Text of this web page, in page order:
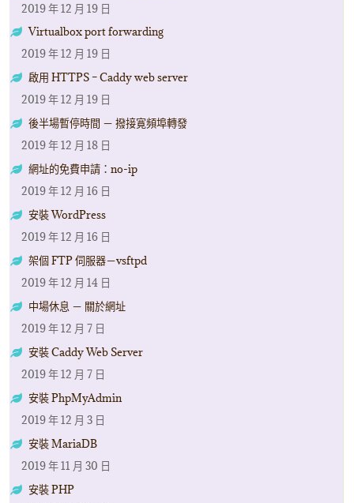
2019 年 12 月 19 日
Virtualbox port forwarding
2019 年 12 月 19 日
啟用 HTTPS – Caddy web server
2019 年 12 月 19 日
後半場暫停時間 － 撥接寛頻埠轉發
2019 年 12 月 18 日
網址的免費申請：no-ip
2019 年 12 月 16 日
安裝 WordPress
2019 年 12 月 16 日
架個 FTP 伺服器－vsftpd
2019 年 12 月 14 日
中場休息 － 關於網址
2019 年 12 月 7 日
安裝 Caddy Web Server
2019 年 12 月 7 日
安裝 PhpMyAdmin
2019 年 12 月 3 日
安裝 MariaDB
2019 年 11 月 30 日
安裝 PHP